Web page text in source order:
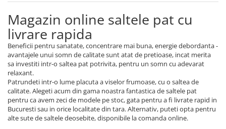
Magazin online saltele pat cu
livrare rapida
Beneficii pentru sanatate, concentrare mai buna, energie debordanta -
avantajele unui somn de calitate sunt atat de pretioase, incat merita
sa investiti intr-o saltea pat potrivita, pentru un somn cu adevarat
relaxant.
Patrundeti intr-o lume placuta a viselor frumoase, cu o saltea de
calitate. Alegeti acum din gama noastra fantastica de saltele pat
pentru ca avem zeci de modele pe stoc, gata pentru a fi livrate rapid in
Bucuresti sau in orice localitate din tara. Alternativ, puteti opta pentru
alte sute de saltele deosebite, disponibile la comanda online.